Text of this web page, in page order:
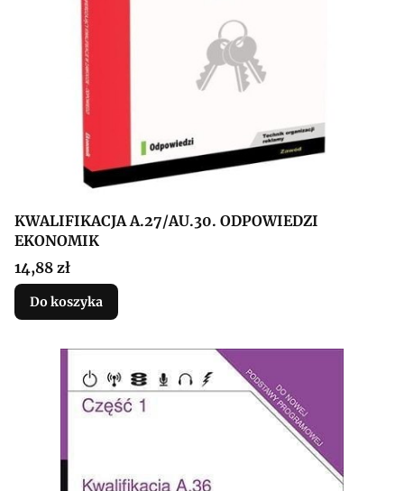
KWALIFIKACJA A.27/AU.30. ODPOWIEDZI
EKONOMIK
Cena
14,88 zł
Do koszyka